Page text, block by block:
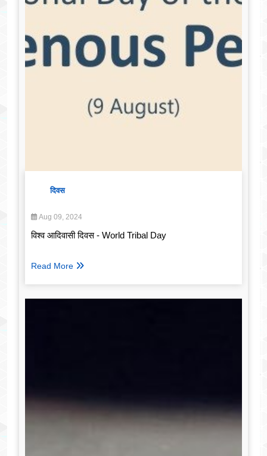
दिवस
Aug 09, 2024
विश्व आदिवासी दिवस - World Tribal Day
Read More